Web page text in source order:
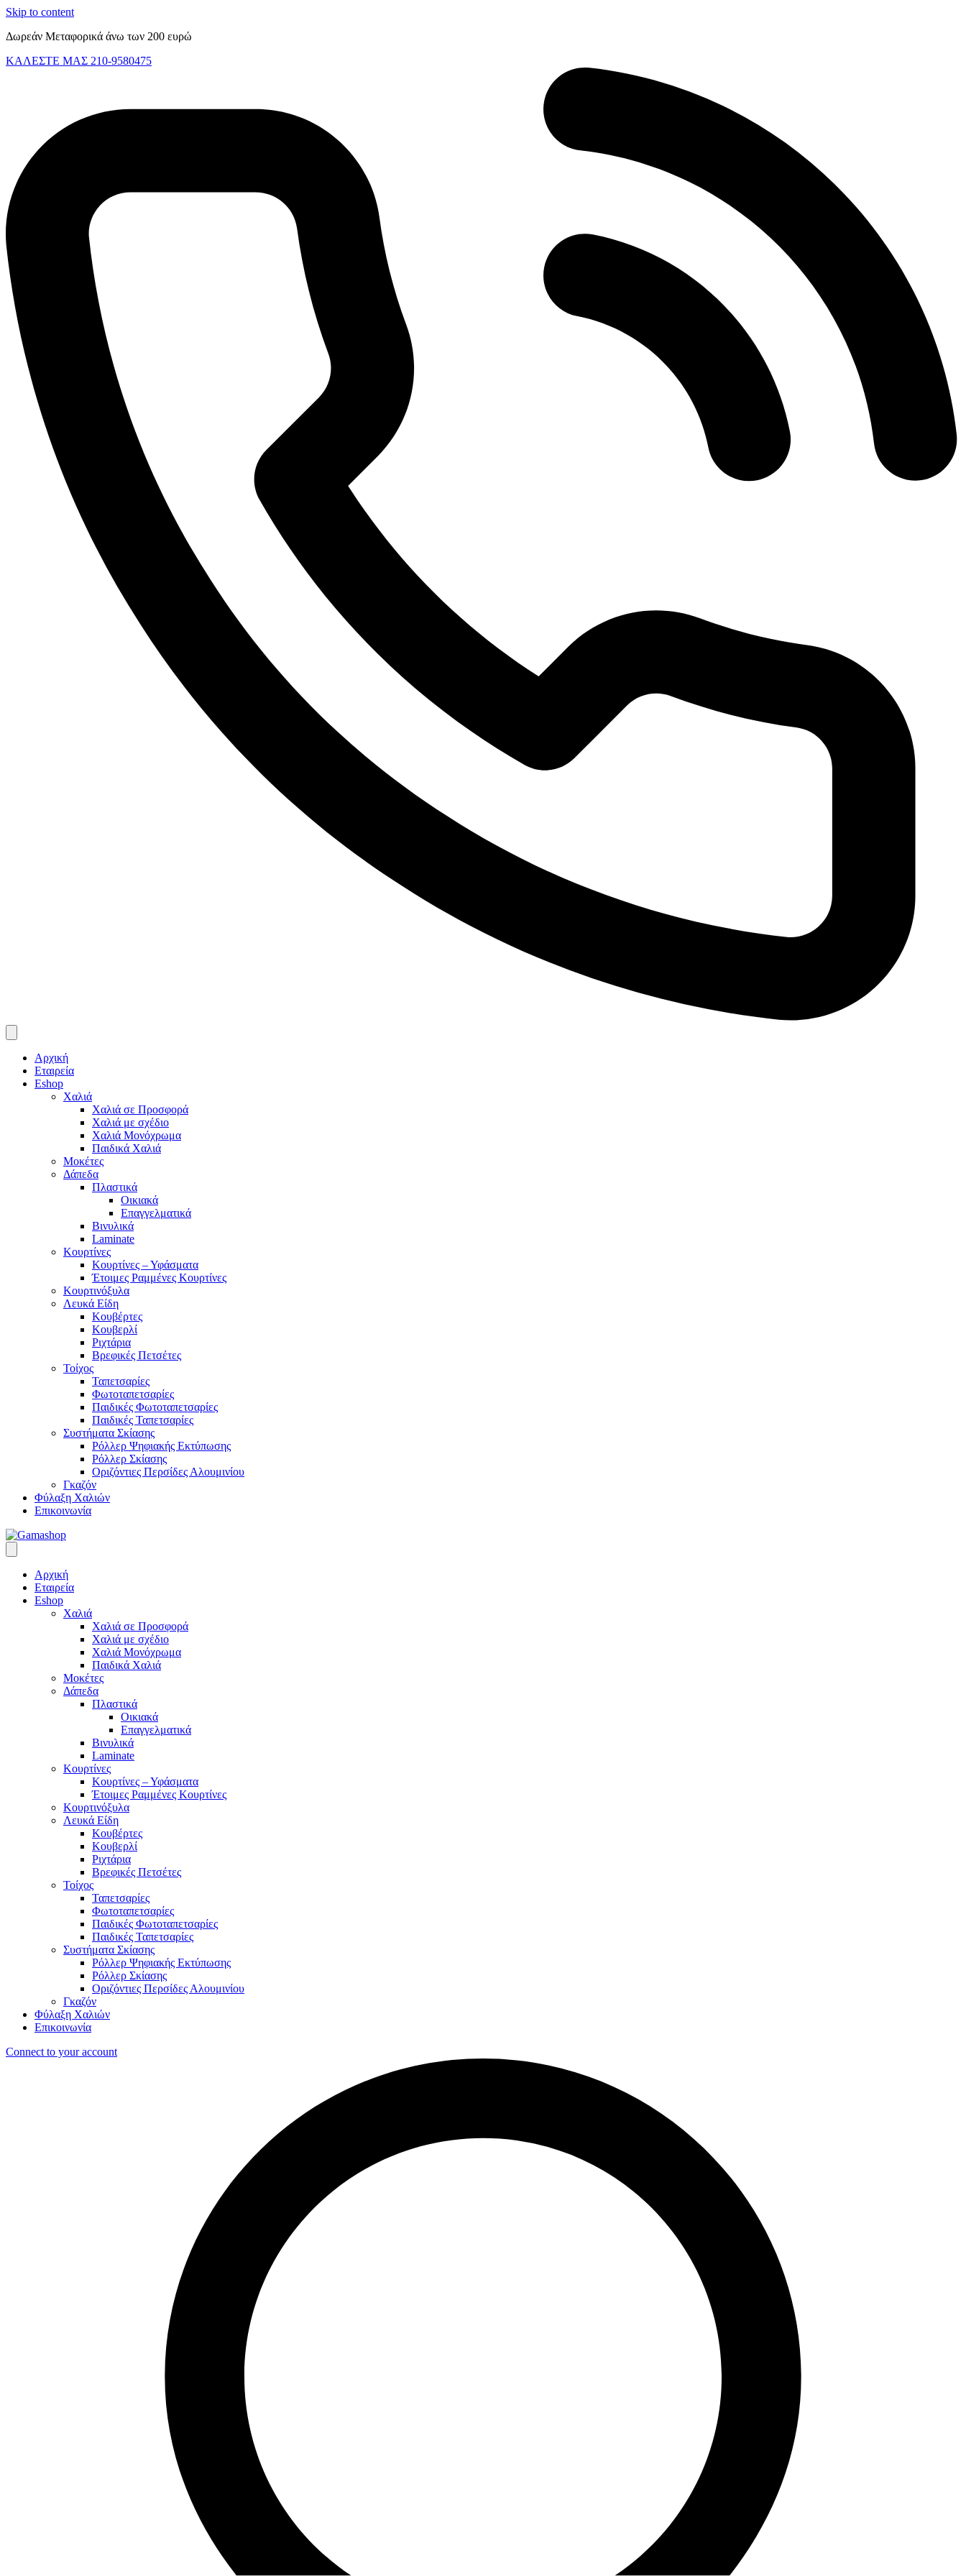
Skip to content
Δωρεάν Μεταφορικά άνω των 200 ευρώ
ΚΑΛΕΣΤΕ ΜΑΣ 210-9580475
Αρχική
Εταιρεία
Eshop
Χαλιά
Χαλιά σε Προσφορά
Χαλιά με σχέδιο
Χαλιά Μονόχρωμα
Παιδικά Χαλιά
Μοκέτες
Δάπεδα
Πλαστικά
Οικιακά
Επαγγελματικά
Βινυλικά
Laminate
Κουρτίνες
Κουρτίνες – Υφάσματα
Έτοιμες Ραμμένες Κουρτίνες
Κουρτινόξυλα
Λευκά Είδη
Κουβέρτες
Κουβερλί
Ριχτάρια
Βρεφικές Πετσέτες
Τοίχος
Ταπετσαρίες
Φωτοταπετσαρίες
Παιδικές Φωτοταπετσαρίες
Παιδικές Ταπετσαρίες
Συστήματα Σκίασης
Ρόλλερ Ψηφιακής Εκτύπωσης
Ρόλλερ Σκίασης
Οριζόντιες Περσίδες Αλουμινίου
Γκαζόν
Φύλαξη Χαλιών
Επικοινωνία
Αρχική
Εταιρεία
Eshop
Χαλιά
Χαλιά σε Προσφορά
Χαλιά με σχέδιο
Χαλιά Μονόχρωμα
Παιδικά Χαλιά
Μοκέτες
Δάπεδα
Πλαστικά
Οικιακά
Επαγγελματικά
Βινυλικά
Laminate
Κουρτίνες
Κουρτίνες – Υφάσματα
Έτοιμες Ραμμένες Κουρτίνες
Κουρτινόξυλα
Λευκά Είδη
Κουβέρτες
Κουβερλί
Ριχτάρια
Βρεφικές Πετσέτες
Τοίχος
Ταπετσαρίες
Φωτοταπετσαρίες
Παιδικές Φωτοταπετσαρίες
Παιδικές Ταπετσαρίες
Συστήματα Σκίασης
Ρόλλερ Ψηφιακής Εκτύπωσης
Ρόλλερ Σκίασης
Οριζόντιες Περσίδες Αλουμινίου
Γκαζόν
Φύλαξη Χαλιών
Επικοινωνία
Connect to your account